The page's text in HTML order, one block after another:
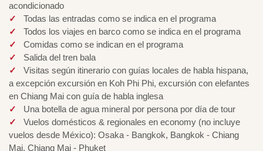
acondicionado
Todas las entradas como se indica en el programa
Todos los viajes en barco como se indica en el programa
Comidas como se indican en el programa
Salida del tren bala
Visitas según itinerario con guías locales de habla hispana,
a excepción excursión en Koh Phi Phi, excursión con elefantes
en Chiang Mai con guía de habla inglesa
Una botella de agua mineral por persona por día de tour
Vuelos domésticos & regionales en economy (no incluye
vuelos desde México): Osaka - Bangkok, Bangkok - Chiang
Mai, Chiang Mai - Phuket